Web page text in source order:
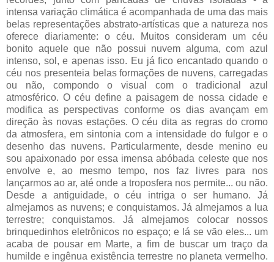
intensa variação climática é acompanhada de uma das mais
belas representações abstrato-artísticas que a natureza nos
oferece diariamente: o céu. Muitos consideram um céu
bonito aquele que não possui nuvem alguma, com azul
intenso, sol, e apenas isso. Eu já fico encantado quando o
céu nos presenteia belas formações de nuvens, carregadas
ou não, compondo o visual com o tradicional azul
atmosférico. O céu define a paisagem de nossa cidade e
modifica as perspectivas conforme os dias avançam em
direção às novas estações. O céu dita as regras do cromo
da atmosfera, em sintonia com a intensidade do fulgor e o
desenho das nuvens. Particularmente, desde menino eu
sou apaixonado por essa imensa abóbada celeste que nos
envolve e, ao mesmo tempo, nos faz livres para nos
lançarmos ao ar, até onde a troposfera nos permite... ou não.
Desde a antiguidade, o céu intriga o ser humano. Já
almejamos as nuvens; e conquistamos. Já almejamos a lua
terrestre; conquistamos. Já almejamos colocar nossos
brinquedinhos eletrônicos no espaço; e lá se vão eles... um
acaba de pousar em Marte, a fim de buscar um traço da
humilde e ingênua existência terrestre no planeta vermelho.